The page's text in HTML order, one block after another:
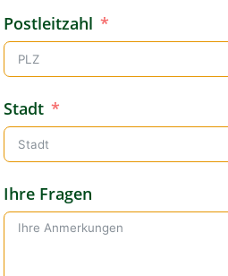
Postleitzahl
Stadt
Ihre Fragen